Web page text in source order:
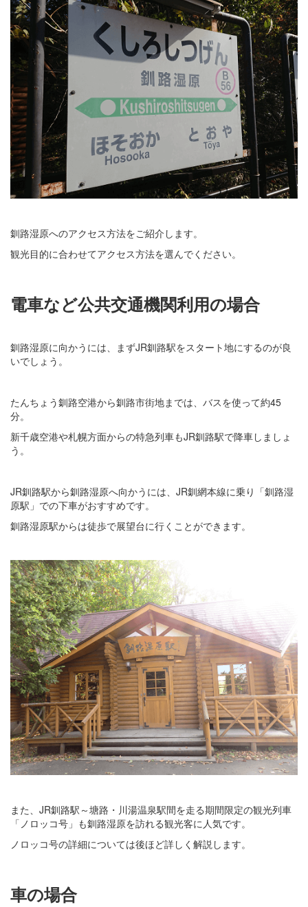
釧路湿原へのアクセス方法をご紹介します。
観光目的に合わせてアクセス方法を選んでください。
電車など公共交通機関利用の場合
釧路湿原に向かうには、まずJR釧路駅をスタート地にするのが良
いでしょう。
たんちょう釧路空港から釧路市街地までは、バスを使って約45
分。
新千歳空港や札幌方面からの特急列車もJR釧路駅で降車しましょ
う。
JR釧路駅から釧路湿原へ向かうには、JR釧網本線に乗り「釧路湿
原駅」での下車がおすすめです。
釧路湿原駅からは徒歩で展望台に行くことができます。
また、JR釧路駅～塘路・川湯温泉駅間を走る期間限定の観光列車
「ノロッコ号」も釧路湿原を訪れる観光客に人気です。
ノロッコ号の詳細については後ほど詳しく解説します。
車の場合